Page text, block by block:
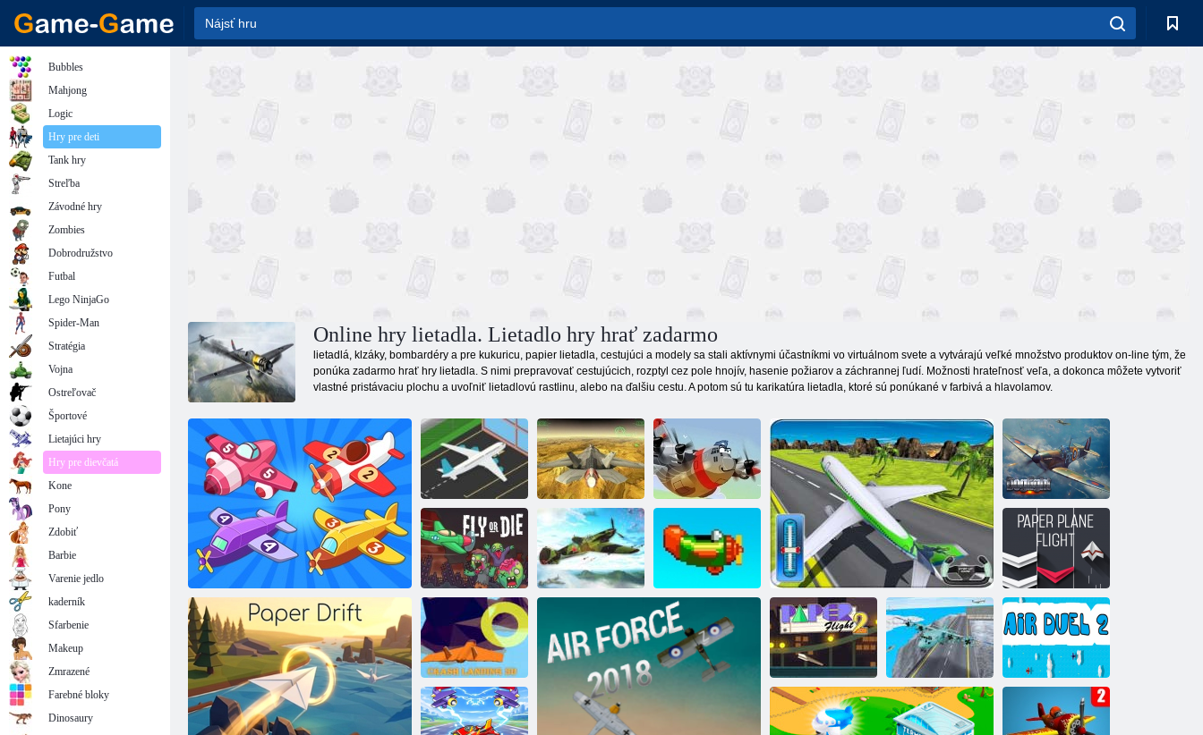
Online hry lietadla. Lietadlo hry hrať zadarmo
lietadlá, klzáky, bombardéry a pre kukuricu, papier lietadla, cestujúci a modely sa stali aktívnymi účastníkmi vo virtuálnom svete a vytvárajú veľké množstvo produktov on-line tým, že
ponúka zadarmo hrať hry lietadla. S nimi prepravovať cestujúcich, rozptyl cez pole hnojív, hasenie požiarov a záchrannej ľudí. Možnosti hrateľnosť veľa, a dokonca môžete vytvoriť
vlastné pristávaciu plochu a uvoľniť lietadlovú rastlinu, alebo na ďalšiu cestu. A potom sú tu karikatúra lietadla, ktoré sú ponúkané v farbivá a hlavolamov.
Letisko Fraktálny boj x Piloti hrdinovia Vzdušný boj
Leťte alebo
zomriete
Air Dogs of
WW2
Znovu opakujem
Let z
papierového
letúna
Crash Landing
Bubbles
Mahjong
Logic
Hry pre deti
Tank hry
Streľba
Závodné hry
Zombies
Dobrodružstvo
Futbal
Lego NinjaGo
Spider-Man
Stratégia
Vojna
Ostreľovač
Športové
Lietajúci hry
Hry pre dievčatá
Kone
Pony
Zdobiť
Barbie
Varenie jedlo
kaderník
Sfarbenie
Makeup
Zmrazené
Farebné bloky
Dinosaury